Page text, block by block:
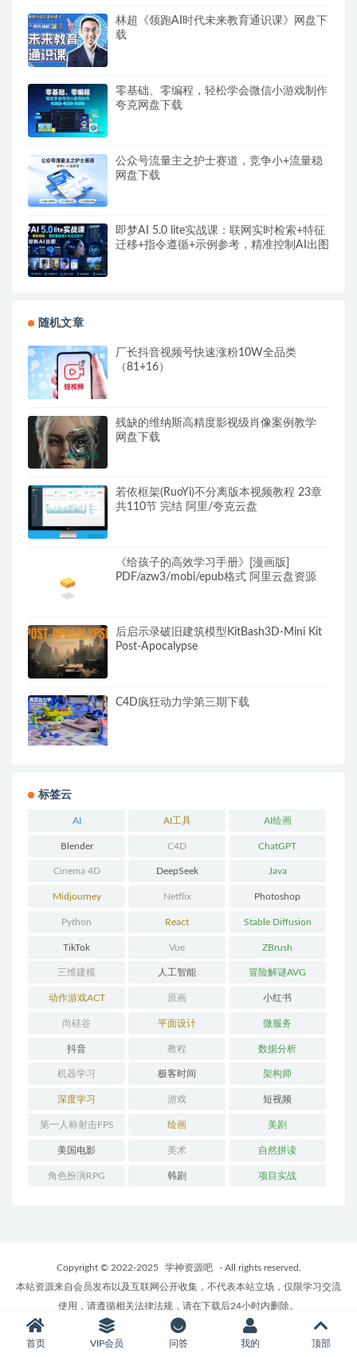
林超《领跑AI时代未来教育通识课》网盘下
载
零基础、零编程，轻松学会微信小游戏制作
夸克网盘下载
公众号流量主之护士赛道，竞争小+流量稳
网盘下载
即梦AI 5.0 lite实战课：联网实时检索+特征
迁移+指令遵循+示例参考，精准控制AI出图
随机文章
厂长抖音视频号快速涨粉10W全品类
（81+16）
残缺的维纳斯高精度影视级肖像案例教学
网盘下载
若依框架(RuoYi)不分离版本视频教程 23章
共110节 完结 阿里/夸克云盘
《给孩子的高效学习手册》[漫画版]
PDF/azw3/mobi/epub格式 阿里云盘资源
后启示录破旧建筑模型KitBash3D-Mini Kit
Post-Apocalypse
C4D疯狂动力学第三期下载
标签云
AI AI工具 AI绘画
Blender C4D ChatGPT
Cinema 4D DeepSeek Java
Midjourney Netflix Photoshop
Python React Stable Diffusion
TikTok Vue ZBrush
三维建模 人工智能 冒险解谜AVG
动作游戏ACT 原画 小红书
尚硅谷 平面设计 微服务
抖音 教程 数据分析
机器学习 极客时间 架构师
深度学习 游戏 短视频
第一人称射击FPS 绘画 美剧
美国电影 美术 自然拼读
角色扮演RPG 韩剧 项目实战
Copyright © 2022-2025 学神资源吧
- All rights reserved.
本站资源来自会员发布以及互联网公开收集，不代表本站立场，仅限学习交流
使用，请遵循相关法律法规，请在下载后24小时内删除。
如有侵权争议、不妥之处请联系本站删除处理！ 请用户仔细辨认内容的真实
性，避免上当受骗！
首页 VIP会员 问答 我的 顶部